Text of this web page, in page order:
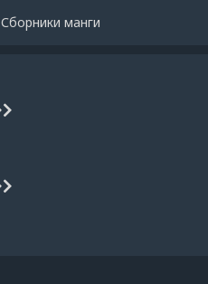
Сборники манги